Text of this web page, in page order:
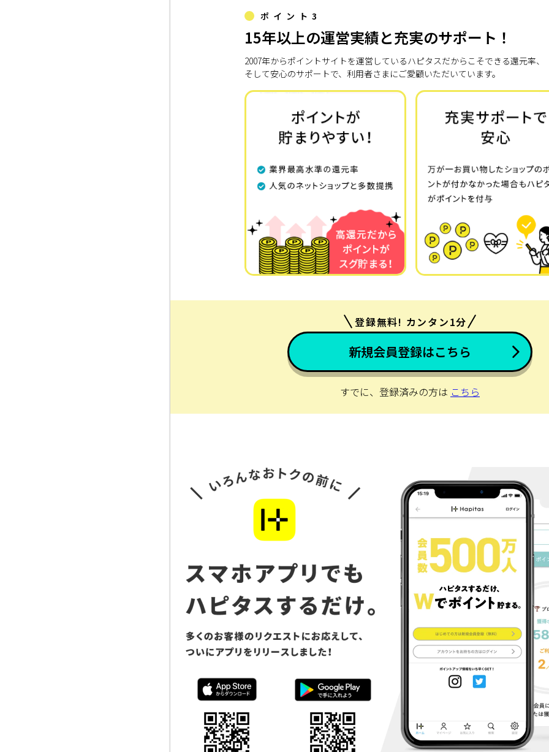
ポイント3
15年以上の運営実績と充実のサポート！
2007年からポイントサイトを運営しているハピタスだからこそできる還元率、
そして安心のサポートで、利用者さまにご愛顧いただいています。
登録無料! カンタン1分
新規会員登録はこちら
すでに、登録済みの方は こちら